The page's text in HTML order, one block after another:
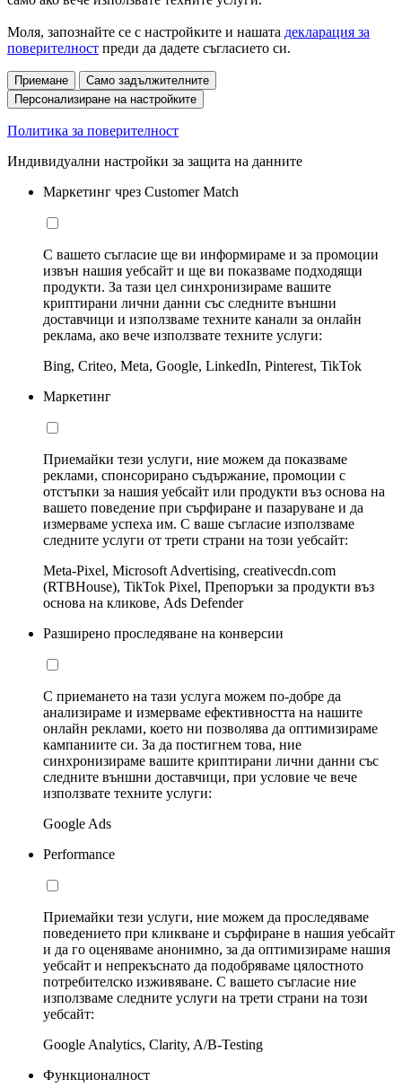
Моля, запознайте се с настройките и нашата декларация за
поверителност преди да дадете съгласието си.
Приемане
Само задължителните
Персонализиране на настройките
Политика за поверителност
Индивидуални настройки за защита на данните
Маркетинг чрез Customer Match
С вашето съгласие ще ви информираме и за промоции
извън нашия уебсайт и ще ви показваме подходящи
продукти. За тази цел синхронизираме вашите
криптирани лични данни със следните външни
доставчици и използваме техните канали за онлайн
реклама, ако вече използвате техните услуги:
Bing, Criteo, Meta, Google, LinkedIn, Pinterest, TikTok
Маркетинг
Приемайки тези услуги, ние можем да показваме
реклами, спонсорирано съдържание, промоции с
отстъпки за нашия уебсайт или продукти въз основа на
вашето поведение при сърфиране и пазаруване и да
измерваме успеха им. С ваше съгласие използваме
следните услуги от трети страни на този уебсайт:
Meta-Pixel, Microsoft Advertising, creativecdn.com
(RTBHouse), TikTok Pixel, Препоръки за продукти въз
основа на кликове, Ads Defender
Разширено проследяване на конверсии
С приемането на тази услуга можем по-добре да
анализираме и измерваме ефективността на нашите
онлайн реклами, което ни позволява да оптимизираме
кампаниите си. За да постигнем това, ние
синхронизираме вашите криптирани лични данни със
следните външни доставчици, при условие че вече
използвате техните услуги:
Google Ads
Performance
Приемайки тези услуги, ние можем да проследяваме
поведението при кликване и сърфиране в нашия уебсайт
и да го оценяваме анонимно, за да оптимизираме нашия
уебсайт и непрекъснато да подобряваме цялостното
потребителско изживяване. С вашето съгласие ние
използваме следните услуги на трети страни на този
уебсайт:
Google Analytics, Clarity, A/B-Testing
Функционалност